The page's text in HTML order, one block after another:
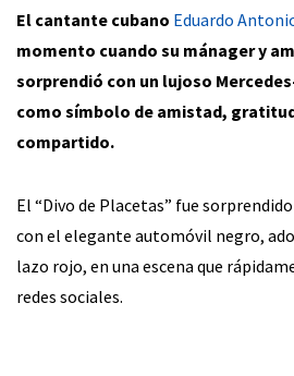
El cantante cubano Eduardo
momento cuando su mánager y
sorprendió con un lujoso
como símbolo de amistad,
compartido.
El “Divo de Placetas” fue
con el elegante automóvil negro,
lazo rojo, en una escena que
redes sociales.